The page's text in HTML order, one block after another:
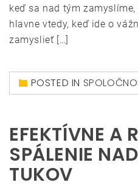
keď sa nad tým
hlavne vtedy, keď ide o
zamyslieť […]
POSTED IN
EFEKTÍVNE A
SPÁLENIE
TUKOV